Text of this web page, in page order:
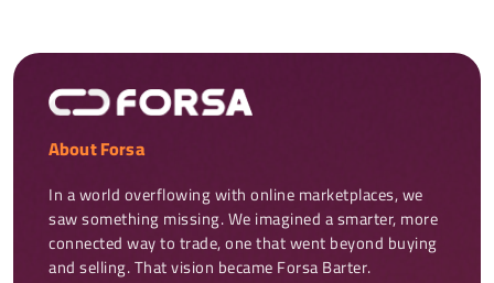
About Forsa
In a world overflowing with online marketplaces, we
saw something missing. We imagined a smarter, more
connected way to trade, one that went beyond buying
and selling. That vision became Forsa Barter.